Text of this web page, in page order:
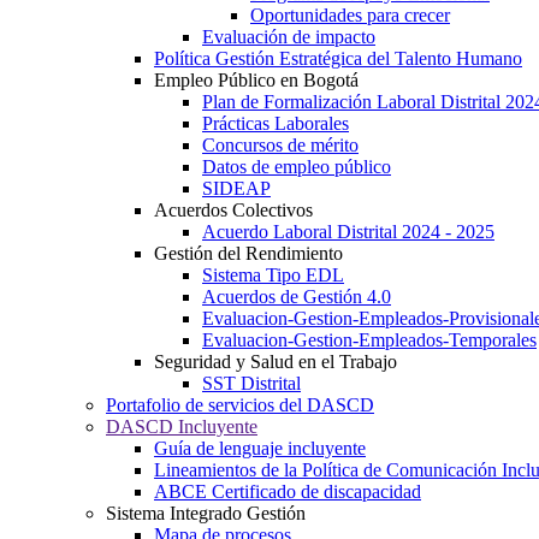
Oportunidades para crecer
Evaluación de impacto
Política Gestión Estratégica del Talento Humano
Empleo Público en Bogotá
Plan de Formalización Laboral Distrital
Prácticas Laborales
Concursos de mérito
Datos de empleo público
SIDEAP
Acuerdos Colectivos
Acuerdo Laboral Distrital 2024 - 2025
Gestión del Rendimiento
Sistema Tipo EDL
Acuerdos de Gestión 4.0
Evaluacion-Gestion-Empleados-
Evaluacion-Gestion-Empleados-Temporales
Seguridad y Salud en el Trabajo
SST Distrital
Portafolio de servicios del DASCD
DASCD Incluyente
Guía de lenguaje incluyente
Lineamientos de la Política de Comunicación
ABCE Certificado de discapacidad
Sistema Integrado Gestión
Mapa de procesos